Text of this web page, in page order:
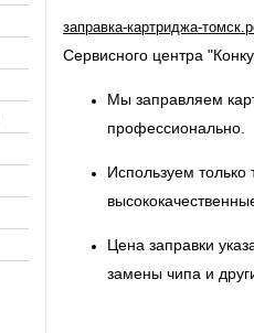
заправка-картриджа-
Сервисного центра
Мы заправляем
профессионально.
Используем
Цена заправки
замены чипа и